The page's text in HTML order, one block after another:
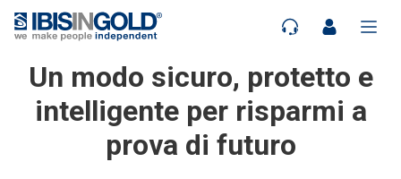
Un modo sicuro, protetto e
intelligente per risparmi a
prova di futuro